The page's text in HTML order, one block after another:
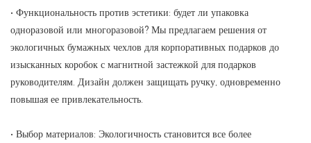
• Функциональность против эстетики: будет ли упаковка
одноразовой или многоразовой? Мы предлагаем решения от
экологичных бумажных чехлов для корпоративных подарков до
изысканных коробок с магнитной застежкой для подарков
руководителям. Дизайн должен защищать ручку, одновременно
повышая ее привлекательность.
• Выбор материалов: Экологичность становится все более